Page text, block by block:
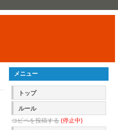
メニュー
トップ
ルール
コピペを投稿する (停止中)